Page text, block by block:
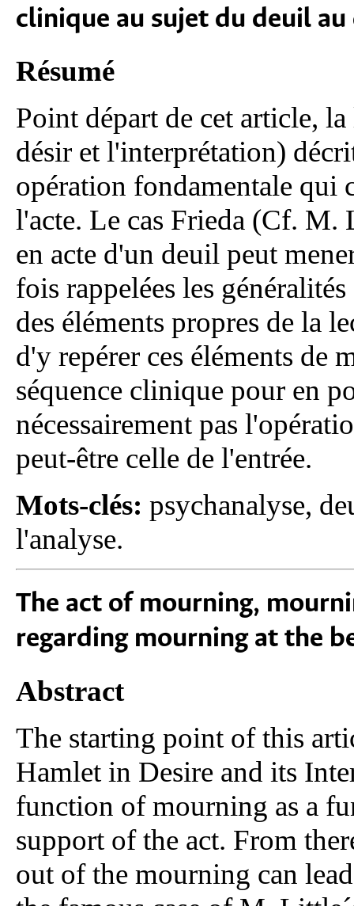
clinique au sujet du deuil
Résumé
Point départ de cet article,
désir et l'interprétation)
opération fondamentale qui
l'acte. Le cas Frieda (Cf. M.
en acte d'un deuil peut
fois rappelées les
des éléments propres de la
d'y repérer ces éléments de
séquence clinique pour en
nécessairement pas
peut-être celle de l'entrée.
Mots-clés: psychanalyse,
l'analyse.
The act of mourning,
regarding mourning at the
Abstract
The starting point of this
Hamlet in Desire and its
function of mourning as a
support of the act. From
out of the mourning can